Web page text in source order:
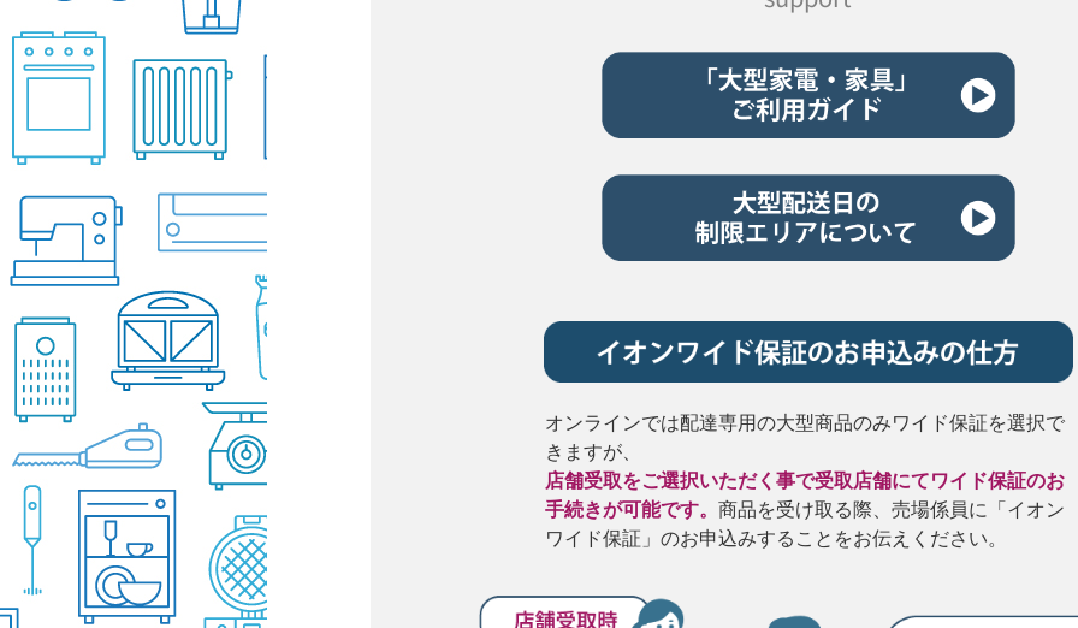
オンラインでは配達専用の大型商品のみワイド保証を選択で
きますが、
店舗受取をご選択いただく事で受取店舗にてワイド保証のお
手続きが可能です。 商品を受け取る際、売場係員に「イオン
ワイド保証」のお申込みすることをお伝えください。